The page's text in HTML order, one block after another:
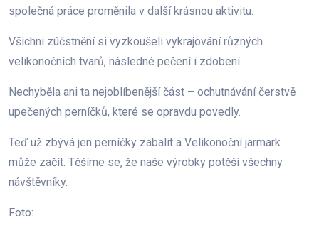
společná práce proměnila v další krásnou aktivitu.
Všichni zúčstnění si vyzkoušeli vykrajování různých
velikonočních tvarů, následné pečení i zdobení.
Nechyběla ani ta nejoblíbenější část – ochutnávání čerstvě
upečených perníčků, které se opravdu povedly.
Teď už zbývá jen perníčky zabalit a Velikonoční jarmark
může začít. Těšíme se, že naše výrobky potěší všechny
návštěvníky.
Foto: